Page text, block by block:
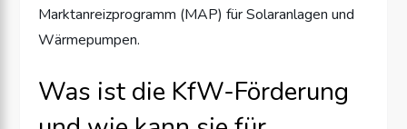
Marktanreizprogramm (MAP) für Solaranlagen und
Wärmepumpen.
Was ist die KfW-Förderung